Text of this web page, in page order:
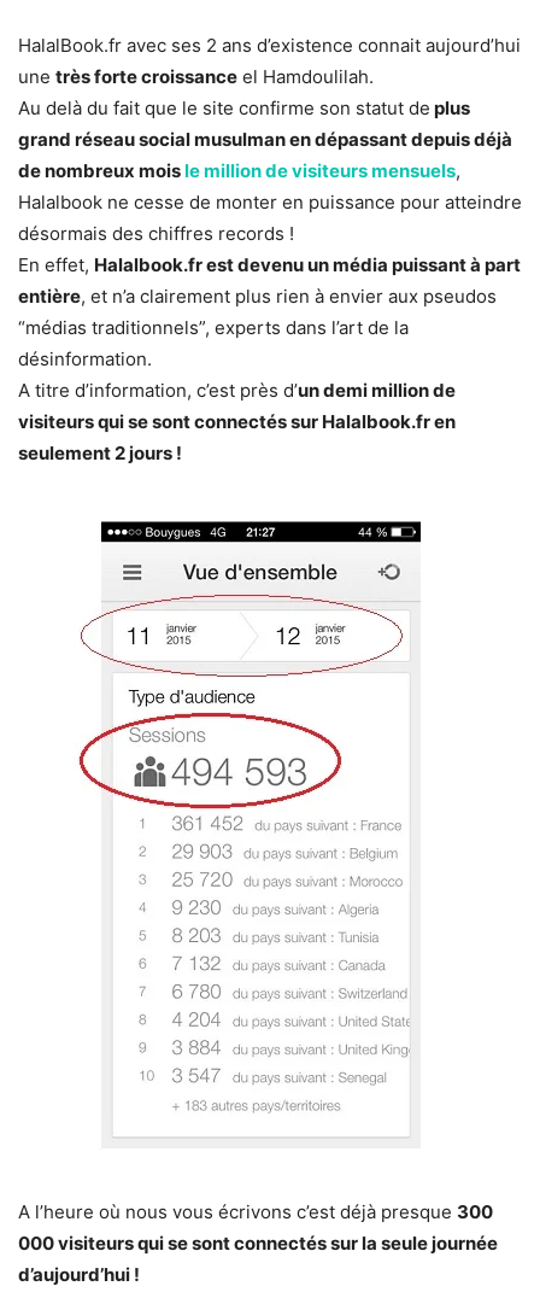
HalalBook.fr avec ses 2 ans d’existence connait aujourd’hui
une très forte croissance el Hamdoulilah.
Au delà du fait que le site confirme son statut de plus
grand réseau social musulman en dépassant depuis déjà
de nombreux moisle million de visiteurs mensuels,
Halalbook ne cesse de monter en puissance pour atteindre
désormais des chiffres records !
En effet, Halalbook.fr est devenu un média puissant à part
entière, et n’a clairement plus rien à envier aux pseudos
“médias traditionnels”, experts dans l’art de la
désinformation.
A titre d’information, c’est près d’un demi million de
visiteurs qui se sont connectés sur Halalbook.fr en
seulement 2 jours !
A l’heure où nous vous écrivons c’est déjà presque 300
000 visiteurs qui se sont connectés sur la seule journée
d’aujourd’hui !